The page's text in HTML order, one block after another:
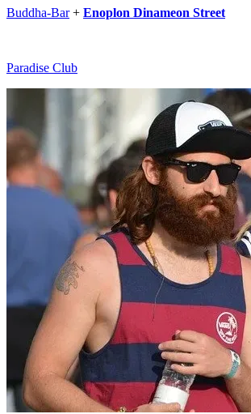
Buddha-Bar+ Enoplon Dinameon Street
Paradise Club